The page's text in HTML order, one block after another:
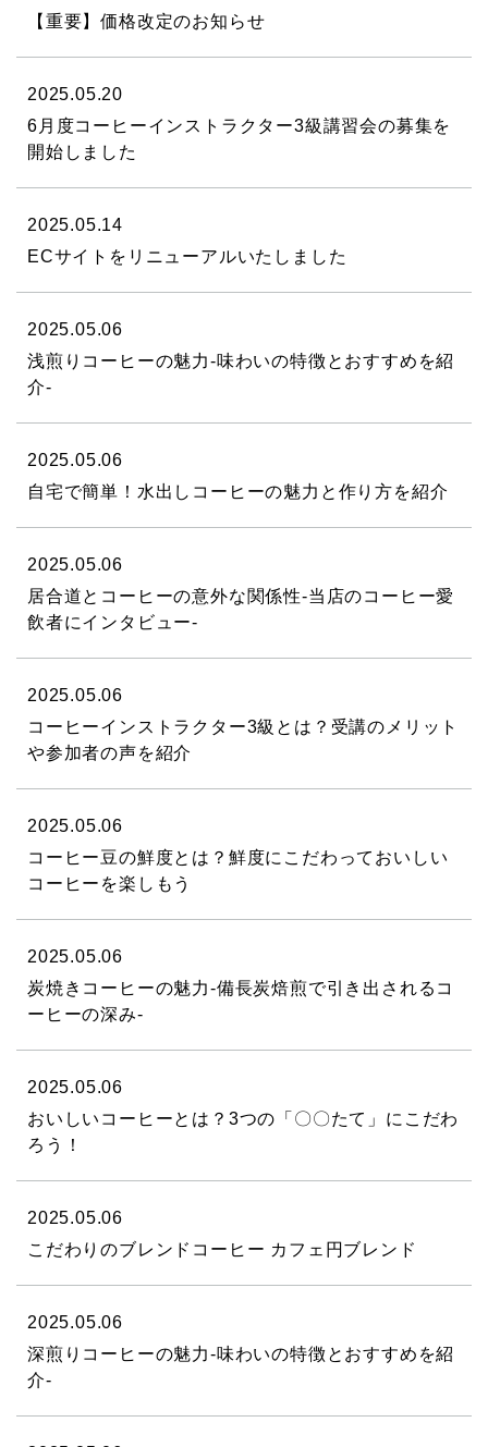
【重要】価格改定のお知らせ
2025.05.20
6月度コーヒーインストラクター3級講習会の募集を
開始しました
2025.05.14
ECサイトをリニューアルいたしました
2025.05.06
浅煎りコーヒーの魅力‐味わいの特徴とおすすめを紹
介‐
2025.05.06
自宅で簡単！水出しコーヒーの魅力と作り方を紹介
2025.05.06
居合道とコーヒーの意外な関係性-当店のコーヒー愛
飲者にインタビュー-
2025.05.06
コーヒーインストラクター3級とは？受講のメリット
や参加者の声を紹介
2025.05.06
コーヒー豆の鮮度とは？鮮度にこだわっておいしい
コーヒーを楽しもう
2025.05.06
炭焼きコーヒーの魅力-備長炭焙煎で引き出されるコ
ーヒーの深み-
2025.05.06
おいしいコーヒーとは？3つの「〇〇たて」にこだわ
ろう！
2025.05.06
こだわりのブレンドコーヒー カフェ円ブレンド
2025.05.06
深煎りコーヒーの魅力-味わいの特徴とおすすめを紹
介-